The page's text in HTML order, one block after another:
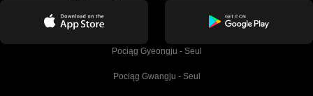
Pociąg Gyeongju - Seul
Pociąg Gwangju - Seul